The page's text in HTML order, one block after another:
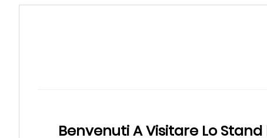
Benvenuti A Visitare Lo Stand